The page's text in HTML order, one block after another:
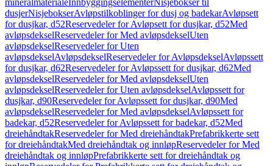
mineralmaterialeInnbyggingselementerNisjebokser til
dusjerNisjebokserAvløpstilkoblinger for dusj og badekarAvløpsett
for dusjkar, d52Reservedeler for Avløpsett for dusjkar, d52Med
avløpsdekselReservedeler for Med avløpsdekselUten
avløpsdekselReservedeler for Uten
avløpsdekselAvløpsdekselReservedeler for AvløpsdekselAvløpssett
for dusjkar, d62Reservedeler for Avløpssett for dusjkar, d62Med
avløpsdekselReservedeler for Med avløpsdekselUten
avløpsdekselReservedeler for Uten avløpsdekselAvløpssett for
dusjkar, d90Reservedeler for Avløpssett for dusjkar, d90Med
avløpsdekselReservedeler for Med avløpsdekselAvløpssett for
badekar, d52Reservedeler for Avløpssett for badekar, d52Med
dreiehåndtakReservedeler for Med dreiehåndtakPrefabrikkerte sett
for dreiehåndtakMed dreiehåndtak og innløpReservedeler for Med
dreiehåndtak og innløpPrefabrikkerte sett for dreiehåndtak og